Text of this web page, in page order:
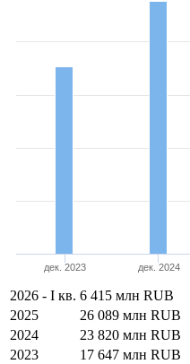
дек. 2023 дек. 2024
2026 - I кв. 6 415 млн RUB
2025
26 089 млн RUB
2024
23 820 млн RUB
2023
17 647 млн RUB